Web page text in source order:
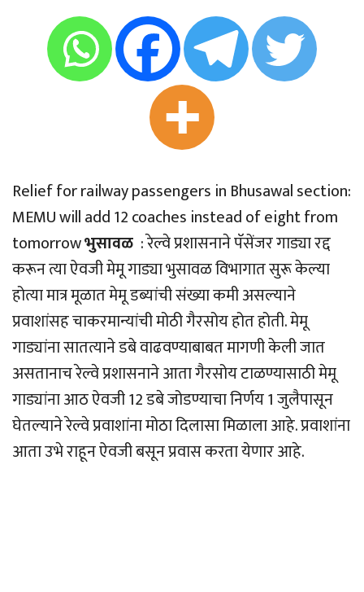
Relief for railway passengers in Bhusawal section:
MEMU will add 12 coaches instead of eight from
tomorrowभुसावळ : रेल्वे प्रशासनाने पॅसेंजर गाड्या रद्द
करून त्या ऐवजी मेमू गाड्या भुसावळ विभागात सुरू केल्या
होत्या मात्र मूळात मेमू डब्यांची संख्या कमी असल्याने
प्रवाशांसह चाकरमान्यांची मोठी गैरसोय होत होती. मेमू
गाड्यांना सातत्याने डबे वाढवण्याबाबत मागणी केली जात
असतानाच रेल्वे प्रशासनाने आता गैरसोय टाळण्यासाठी मेमू
गाड्यांना आठ ऐवजी 12 डबे जोडण्याचा निर्णय 1 जुलैपासून
घेतल्याने रेल्वे प्रवाशांना मोठा दिलासा मिळाला आहे. प्रवाशांना
आता उभे राहून ऐवजी बसून प्रवास करता येणार आहे.